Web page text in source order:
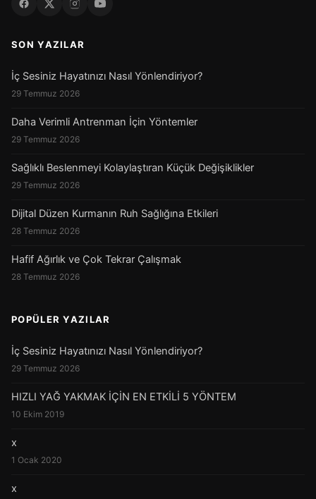
SON YAZILAR
İç Sesiniz Hayatınızı Nasıl Yönlendiriyor?
29 Temmuz 2026
Daha Verimli Antrenman İçin Yöntemler
29 Temmuz 2026
Sağlıklı Beslenmeyi Kolaylaştıran Küçük Değişiklikler
29 Temmuz 2026
Dijital Düzen Kurmanın Ruh Sağlığına Etkileri
28 Temmuz 2026
Hafif Ağırlık ve Çok Tekrar Çalışmak
28 Temmuz 2026
POPÜLER YAZILAR
İç Sesiniz Hayatınızı Nasıl Yönlendiriyor?
29 Temmuz 2026
HIZLI YAĞ YAKMAK İÇİN EN ETKİLİ 5 YÖNTEM
10 Ekim 2019
x
1 Ocak 2020
x